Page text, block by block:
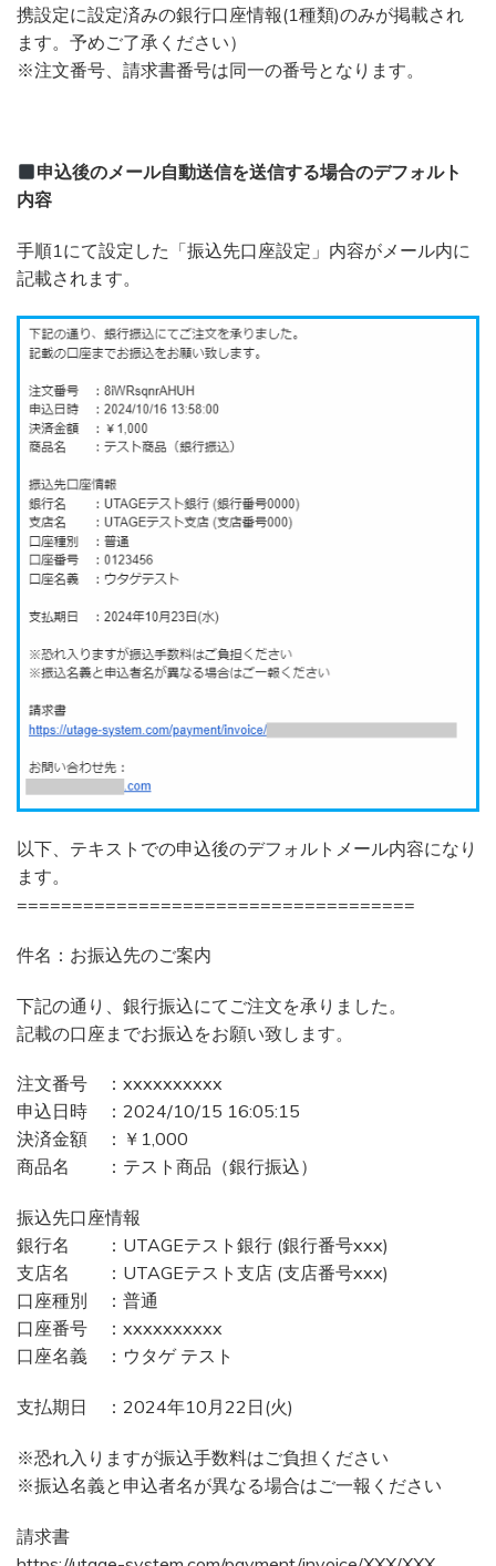
携設定に設定済みの銀行口座情報(1種類)のみが掲載され
ます。予めご了承ください）
※注文番号、請求書番号は同一の番号となります。
申込後のメール自動送信を送信する場合のデフォルト
内容
手順1にて設定した「振込先口座設定」内容がメール内に
記載されます。
以下、テキストでの申込後のデフォルトメール内容になり
ます。
====================================
件名：お振込先のご案内
下記の通り、銀行振込にてご注文を承りました。
記載の口座までお振込をお願い致します。
注文番号 ：xxxxxxxxxx
申込日時 ：2024/10/15 16:05:15
決済金額 ：￥1,000
商品名 ：テスト商品（銀行振込）
振込先口座情報
銀行名 ：UTAGEテスト銀行 (銀行番号xxx)
支店名 ：UTAGEテスト支店 (支店番号xxx)
口座種別 ：普通
口座番号 ：xxxxxxxxxx
口座名義 ：ウタゲ テスト
支払期日 ：2024年10月22日(火)
※恐れ入りますが振込手数料はご負担ください
※振込名義と申込者名が異なる場合はご一報ください
請求書